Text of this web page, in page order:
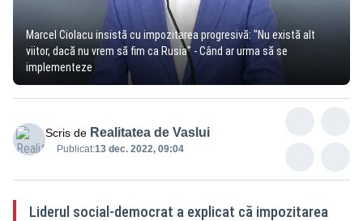
Marcel Ciolacu insistă cu impozitarea progresivă: "Nu există alt
viitor, dacă nu vrem să fim ca Rusia" - Când ar urma să se
implementeze
Scris de Realitatea de Vaslui
Publicat:13 dec. 2022, 09:04
Liderul social-democrat a explicat că impozitarea